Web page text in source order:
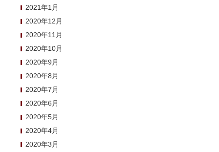
2021年1月
2020年12月
2020年11月
2020年10月
2020年9月
2020年8月
2020年7月
2020年6月
2020年5月
2020年4月
2020年3月